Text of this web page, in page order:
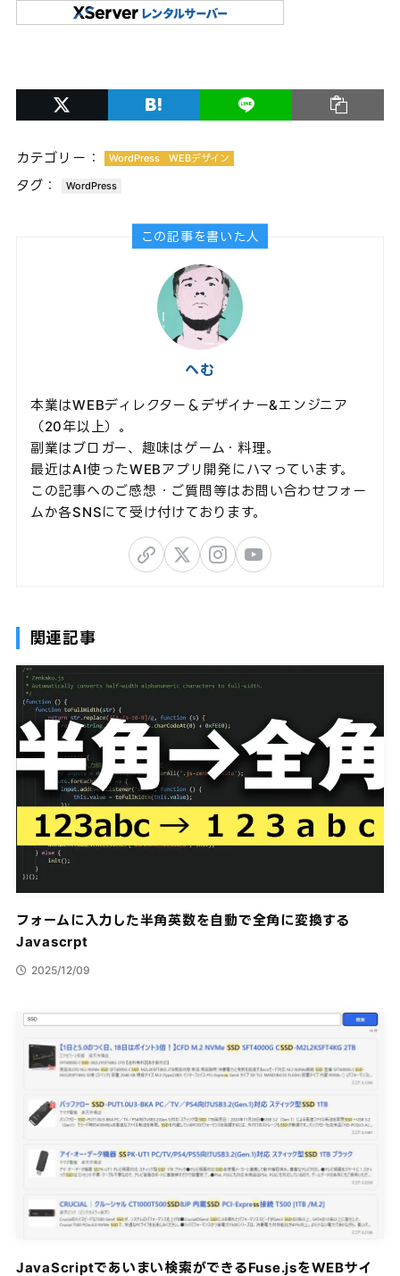
カテゴリー： WordPress WEBデザイン
タグ： WordPress
この記事を書いた人
へむ
本業はWEBディレクター＆デザイナー&エンジニア
（20年以上）。
副業はブロガー、趣味はゲーム・料理。
最近はAI使ったWEBアプリ開発にハマっています。
この記事へのご感想・ご質問等はお問い合わせフォー
ムか各SNSにて受け付けております。
関連記事
フォームに入力した半角英数を自動で全角に変換する
Javascrpt
2025/12/09
JavaScriptであいまい検索ができるFuse.jsをWEBサイ